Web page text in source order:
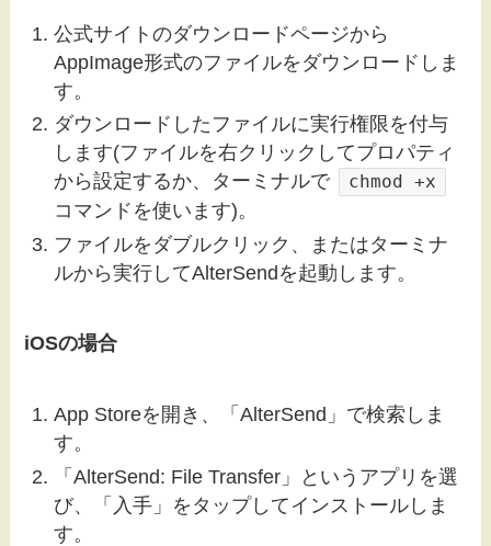
公式サイトのダウンロードページから
AppImage形式のファイルをダウンロードしま
す。
ダウンロードしたファイルに実行権限を付与
します(ファイルを右クリックしてプロパティ
から設定するか、ターミナルで
chmod +x
コマンドを使います)。
ファイルをダブルクリック、またはターミナ
ルから実行してAlterSendを起動します。
iOSの場合
App Storeを開き、「AlterSend」で検索しま
す。
「AlterSend: File Transfer」というアプリを選
び、「入手」をタップしてインストールしま
す。